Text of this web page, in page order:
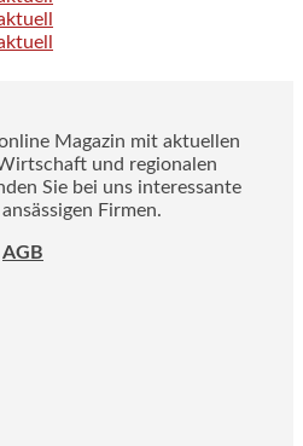
Magazin mit aktuellen
und regionalen
Sie bei uns interessante
Firmen.
AGB